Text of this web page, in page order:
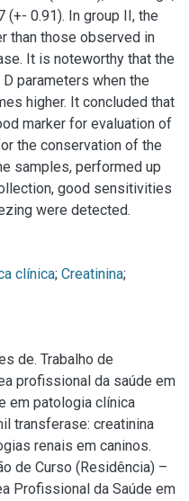
(+- 0.91). In group II, the
than those observed in
It is noteworthy that the
parameters when the
higher. It concluded that
marker for evaluation of
the conservation of the
samples, performed up
good sensitivities
were detected.
clínica; Creatinina;
de. Trabalho de
profissional da saúde em
em patologia clínica
transferase: creatinina
renais em caninos.
de Curso (Residência) –
Profissional da Saúde em